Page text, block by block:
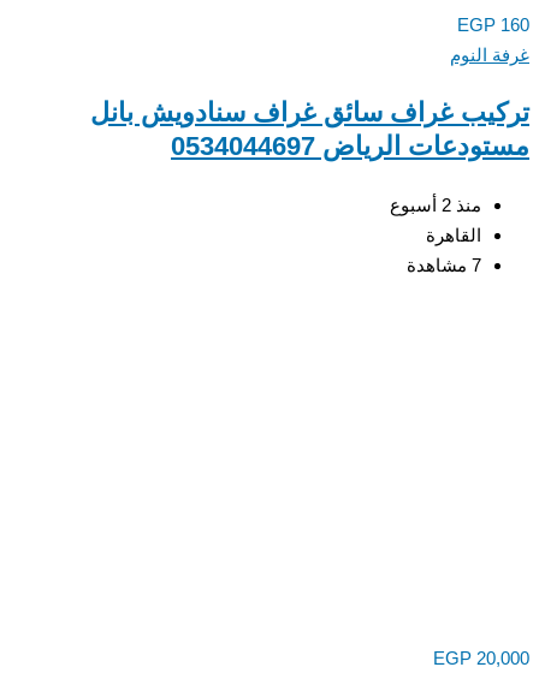
EGP
النوم
غراف سائق غراف سنادويش بانل
الرياض 0534044697
منذ 2 أسبوع
القاهرة
EGP